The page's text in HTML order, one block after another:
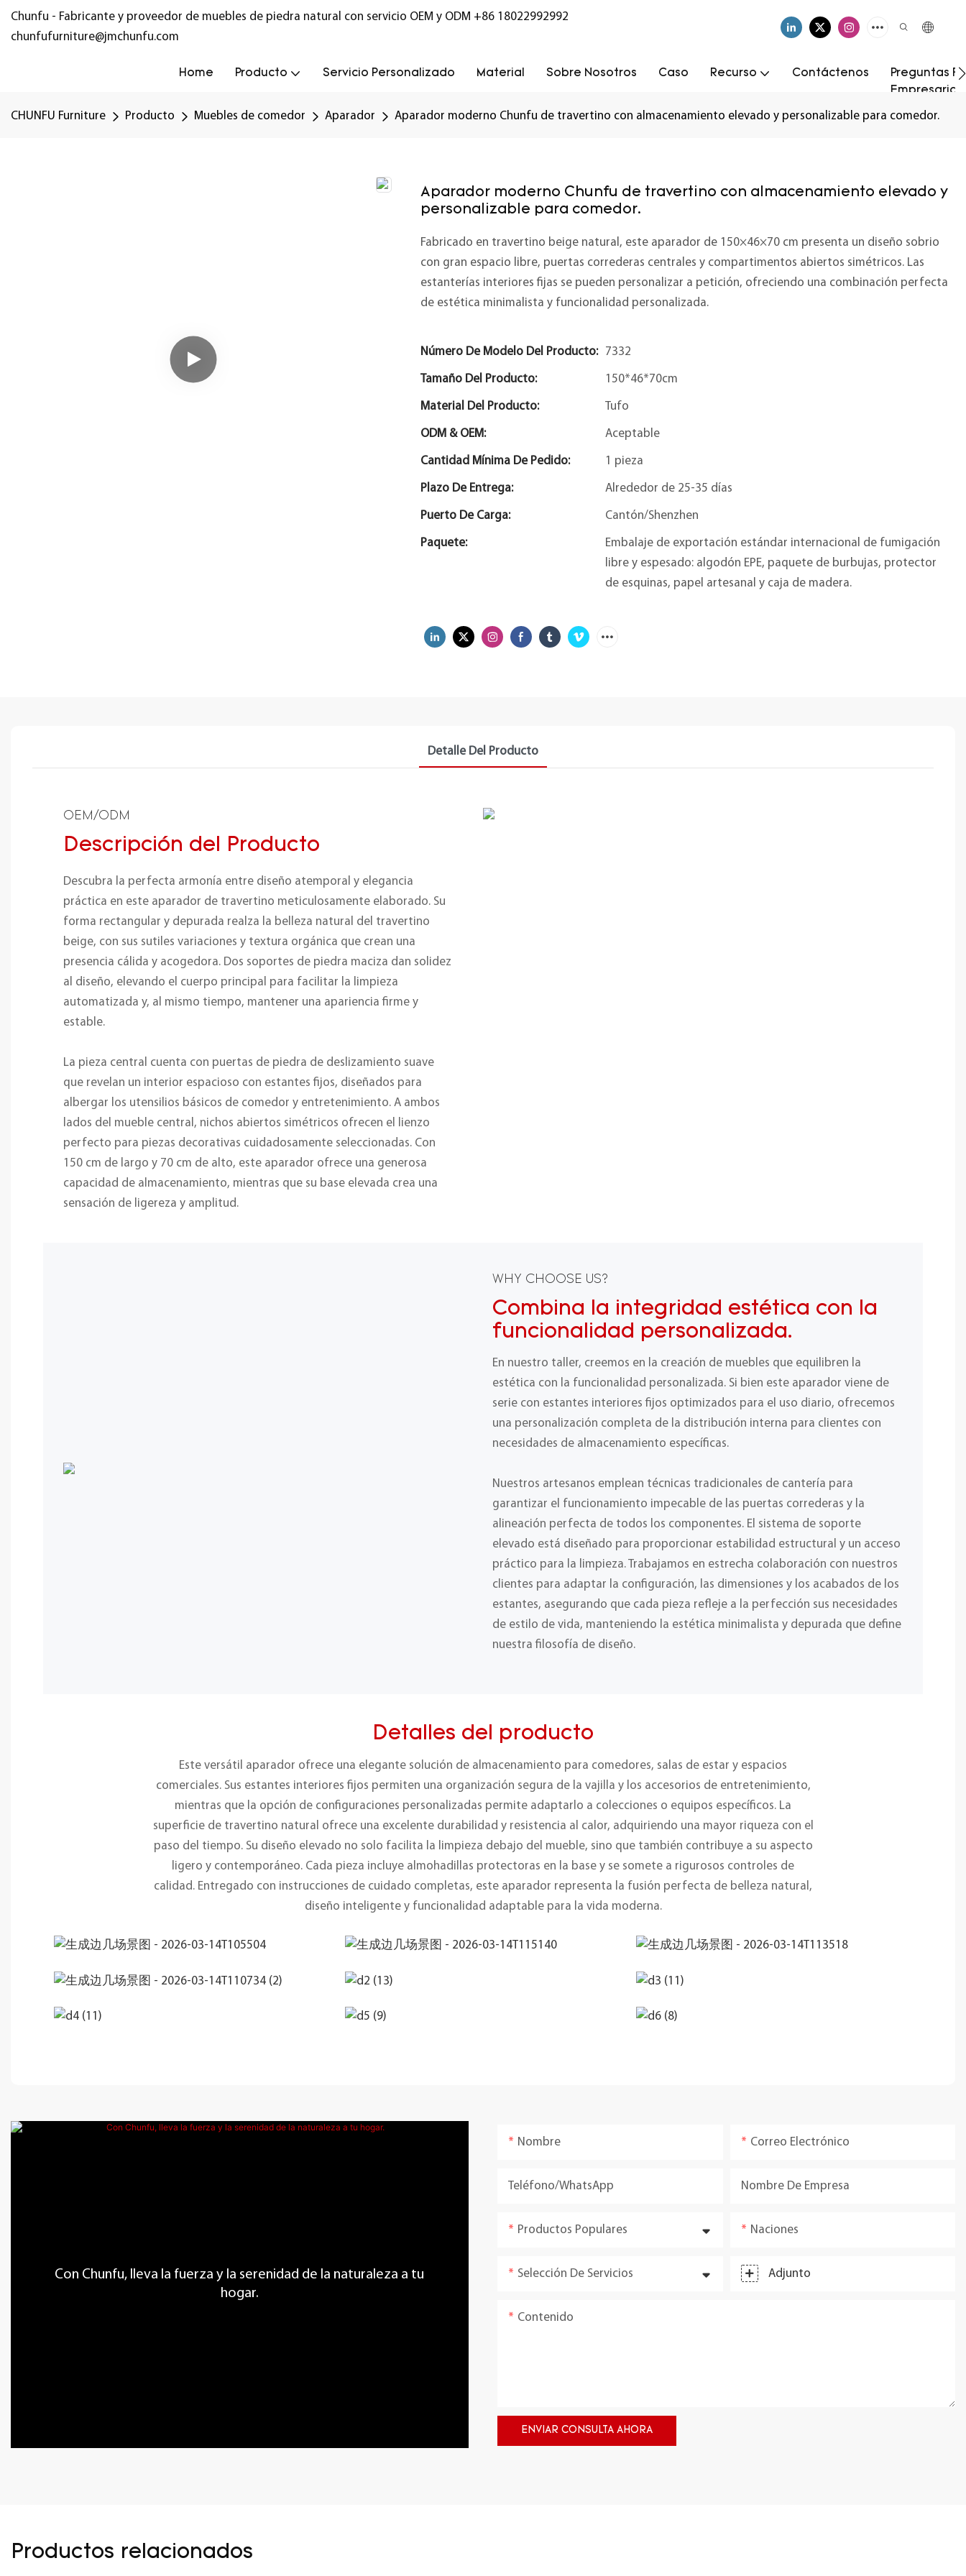
Chunfu - Fabricante y proveedor de muebles de piedra natural con servicio OEM y ODM +86 18022992992
chunfufurniture@jmchunfu.com
Home Producto Servicio Personalizado Material Sobre Nosotros Caso Recurso Contáctenos
Preguntas
CHUNFU Furniture Producto Muebles de comedor Aparador Aparador moderno Chunfu de travertino con almacenamiento elevado y personalizable para comedor.
Aparador moderno Chunfu de travertino con almacenamiento elevado y
personalizable para comedor.
Fabricado en travertino beige natural, este aparador de 150×46×70 cm presenta un diseño sobrio
con gran espacio libre, puertas correderas centrales y compartimentos abiertos simétricos. Las
estanterías interiores fijas se pueden personalizar a petición, ofreciendo una combinación perfecta
de estética minimalista y funcionalidad personalizada.
Número De Modelo Del Producto: 7332
Tamaño Del Producto: 150*46*70cm
Material Del Producto: Tufo
ODM & OEM: Aceptable
Cantidad Mínima De Pedido: 1 pieza
Plazo De Entrega: Alrededor de 25-35 días
Puerto De Carga: Cantón/Shenzhen
Paquete:
Embalaje de exportación estándar internacional de fumigación
libre y espesado: algodón EPE, paquete de burbujas, protector
de esquinas, papel artesanal y caja de madera.
Detalle Del Producto
OEM/ODM
Descripción del Producto
Descubra la perfecta armonía entre diseño atemporal y elegancia
práctica en este aparador de travertino meticulosamente elaborado. Su
forma rectangular y depurada realza la belleza natural del travertino
beige, con sus sutiles variaciones y textura orgánica que crean una
presencia cálida y acogedora. Dos soportes de piedra maciza dan solidez
al diseño, elevando el cuerpo principal para facilitar la limpieza
automatizada y, al mismo tiempo, mantener una apariencia firme y
estable.
La pieza central cuenta con puertas de piedra de deslizamiento suave
que revelan un interior espacioso con estantes fijos, diseñados para
albergar los utensilios básicos de comedor y entretenimiento. A ambos
lados del mueble central, nichos abiertos simétricos ofrecen el lienzo
perfecto para piezas decorativas cuidadosamente seleccionadas. Con
150 cm de largo y 70 cm de alto, este aparador ofrece una generosa
capacidad de almacenamiento, mientras que su base elevada crea una
sensación de ligereza y amplitud.
WHY CHOOSE US?
Combina la integridad estética con la
funcionalidad personalizada.
En nuestro taller, creemos en la creación de muebles que equilibren la
estética con la funcionalidad personalizada. Si bien este aparador viene de
serie con estantes interiores fijos optimizados para el uso diario, ofrecemos
una personalización completa de la distribución interna para clientes con
necesidades de almacenamiento específicas.
Nuestros artesanos emplean técnicas tradicionales de cantería para
garantizar el funcionamiento impecable de las puertas correderas y la
alineación perfecta de todos los componentes. El sistema de soporte
elevado está diseñado para proporcionar estabilidad estructural y un acceso
práctico para la limpieza. Trabajamos en estrecha colaboración con nuestros
clientes para adaptar la configuración, las dimensiones y los acabados de los
estantes, asegurando que cada pieza refleje a la perfección sus necesidades
de estilo de vida, manteniendo la estética minimalista y depurada que define
nuestra filosofía de diseño.
Detalles del producto
Este versátil aparador ofrece una elegante solución de almacenamiento para comedores, salas de estar y espacios
comerciales. Sus estantes interiores fijos permiten una organización segura de la vajilla y los accesorios de entretenimiento,
mientras que la opción de configuraciones personalizadas permite adaptarlo a colecciones o equipos específicos. La
superficie de travertino natural ofrece una excelente durabilidad y resistencia al calor, adquiriendo una mayor riqueza con el
paso del tiempo. Su diseño elevado no solo facilita la limpieza debajo del mueble, sino que también contribuye a su aspecto
ligero y contemporáneo. Cada pieza incluye almohadillas protectoras en la base y se somete a rigurosos controles de
calidad. Entregado con instrucciones de cuidado completas, este aparador representa la fusión perfecta de belleza natural,
diseño inteligente y funcionalidad adaptable para la vida moderna.
Con Chunfu, lleva la fuerza y ​​la serenidad de la naturaleza a tu
hogar.
Nombre Correo Electrónico
Teléfono/WhatsApp Nombre De Empresa
Productos Populares Naciones
Selección De Servicios Adjunto
Contenido
ENVIAR CONSULTA AHORA
Productos relacionados